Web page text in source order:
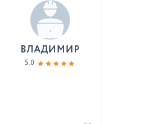
ВЛАДИМИР
5.0